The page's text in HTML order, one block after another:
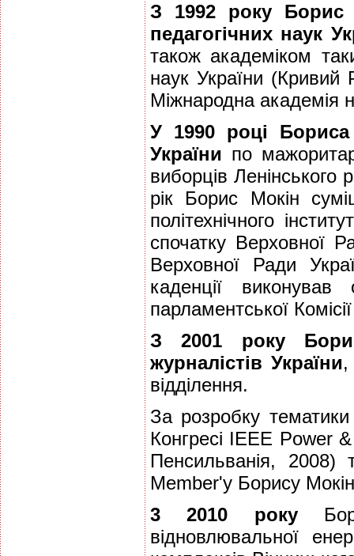
З 1992 року Борис
педагогічних наук
також академіком
наук України (Кривий
Міжнародна академія
У 1990 році
України по
виборців Ленінського
рік Борис Мокін
політехнічного
спочатку Верховної
Верховної Ради
каденції виконував
парламентської
З 2001 року
журналістів України,
відділення.
За розробку
Конгресі IEEE Power
Пенсильванія, 2008)
Member'у Борису
3 2010 року
відновлювальної